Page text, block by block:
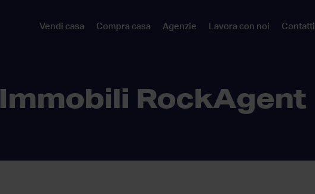
Vendi casa Compra casa Agenzie Lavora con noi Contatti
Immobili RockAgent